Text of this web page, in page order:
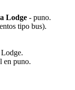
Lodge - puno.
tipo bus).
en puno.